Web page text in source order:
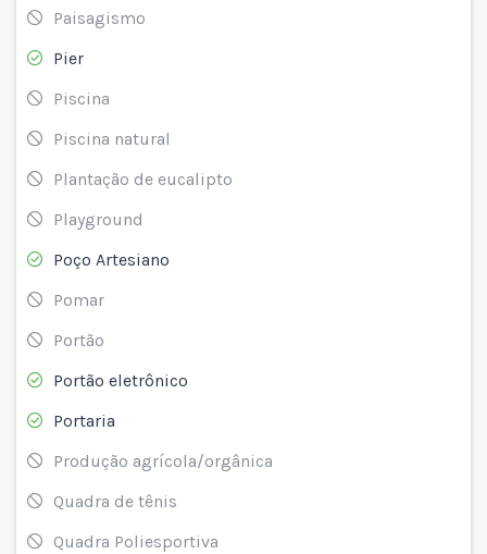
Paisagismo
Pier
Piscina
Piscina natural
Plantação de eucalipto
Playground
Poço Artesiano
Pomar
Portão
Portão eletrônico
Portaria
Produção agrícola/orgânica
Quadra de tênis
Quadra Poliesportiva